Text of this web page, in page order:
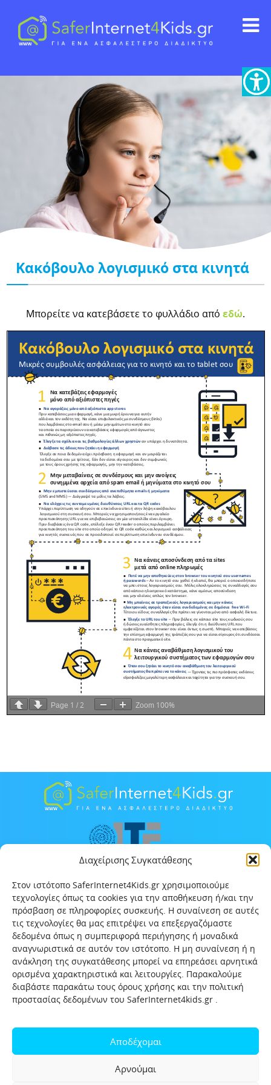
Διαχείρισης Συγκατάθεσης
Στον ιστότοπο SaferInternet4Kids.gr χρησιμοποιούμε
τεχνολογίες όπως τα cookies για την αποθήκευση ή/και την
πρόσβαση σε πληροφορίες συσκευής. Η συναίνεση σε αυτές
τις τεχνολογίες θα μας επιτρέψει να επεξεργαζόμαστε
δεδομένα όπως η συμπεριφορά περιήγησης ή μοναδικά
αναγνωριστικά σε αυτόν τον ιστότοπο. Η μη συναίνεση ή η
ανάκληση της συγκατάθεσης μπορεί να επηρεάσει αρνητικά
ορισμένα χαρακτηριστικά και λειτουργίες. Παρακαλούμε
διαβάστε παρακάτω τους όρους χρήσης και την πολιτική
προστασίας δεδομένων του SaferInternet4kids.gr .
Αποδέχομαι
Αρνούμαι
Κακόβουλο λογισμικό στα κινητά
Μπορείτε να κατεβάσετε το φυλλάδιο από εδώ.
Page 1 / 2 Zoom 100%
Πολιτική προστασίας δεδομένων
Πολιτική Προστασίας Παιδιών και Εφήβων
Όροι χρήσης
Help-Line